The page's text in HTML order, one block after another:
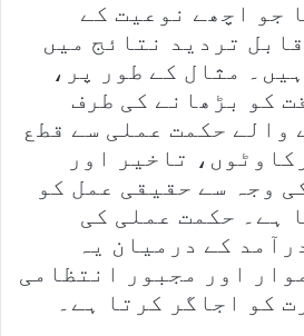
جو اچھے نوعیت کے
تردید نتائج میں
مثال کے طور پر،
کو بڑھانے کی طرف
والے حکمت عملی سے قطع
تاخیر اور
وجہ سے حقیقی عمل کو
ہے۔ حکمت عملی کی
کے درمیان یہ
اور مجبور انتظامی
کو اجاگر کرتا ہے۔